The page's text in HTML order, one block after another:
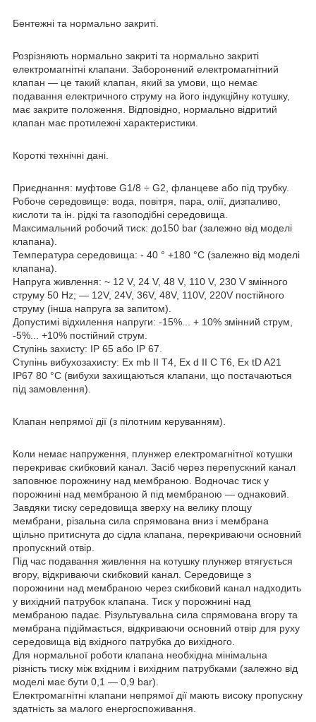
Бентежні та нормально закриті.
Розрізняють нормально закриті та нормально закриті
електромагнітні клапани. Заборонений електромагнітний
клапан — це такий клапан, який за умови, що немає
подавання електричного струму на його індукційну котушку,
має закрите положення. Відповідно, нормально відритий
клапан має протилежні характеристики.
Короткі технічні дані.
Приєднання: муфтове G1/8 ÷ G2, фланцеве або під трубку.
Робоче середовище: вода, повітря, пара, олії, дизпаливо,
кислоти та ін. рідкі та газоподібні середовища.
Максимальний робочий тиск: до150 bar (залежно від моделі
клапана).
Температура середовища: - 40 ° +180 °C (залежно від моделі
клапана).
Напруга живлення: ~ 12 V, 24 V, 48 V, 110 V, 230 V змінного
струму 50 Hz; — 12V, 24V, 36V, 48V, 110V, 220V постійного
струму (інша напруга за запитом).
Допустимі відхилення напруги: -15%... + 10% змінний струм,
-5%... +10% постійний струм.
Ступінь захисту: IP 65 або IP 67.
Ступінь вибухозахисту: Ex mb II T4, Ex d II C T6, Ex tD A21
IP67 80 °C (вибухи захищаються клапани, що постачаються
під замовлення).
Клапан непрямої дії (з пілотним керуванням).
Коли немає напруження, плунжер електромагнітної котушки
перекриває скибковий канал. Засіб через перепускний канал
заповнює порожнину над мембраною. Водночас тиск у
порожнині над мембраною й під мембраною — однаковий.
Завдяки тиску середовища зверху на велику площу
мембрани, різальна сила спрямована вниз і мембрана
щільно притиснута до сідла клапана, перекриваючи основний
пропускний отвір.
Під час подавання живлення на котушку плунжер втягується
вгору, відкриваючи скибковий канал. Середовище з
порожнини над мембраною через скибковий канал надходить
у вихідний патрубок клапана. Тиск у порожнині над
мембраною падає. Різультувальна сила спрямована вгору та
мембрана підіймається, відкриваючи основний отвір для руху
середовища від вхідного патрубка до вихідного.
Для нормальної роботи клапана необхідна мінімальна
різність тиску між вхідним і вихідним патрубками (залежно від
моделі має бути 0,1 — 0,9 bar).
Електромагнітні клапани непрямої дії мають високу пропускну
здатність за малого енергоспоживання.